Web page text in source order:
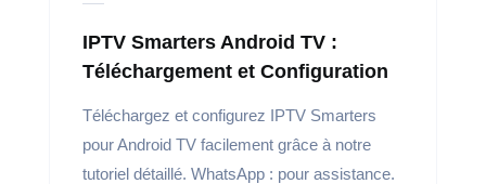
IPTV Smarters Android TV :
Téléchargement et Configuration
Téléchargez et configurez IPTV Smarters
pour Android TV facilement grâce à notre
tutoriel détaillé. WhatsApp : pour assistance.